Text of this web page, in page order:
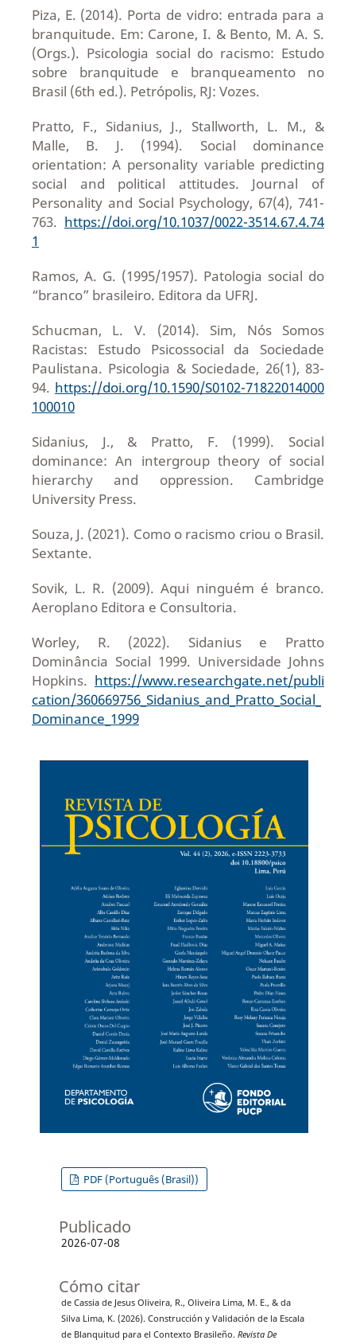
Piza, E. (2014). Porta de vidro: entrada para a
branquitude. Em: Carone, I. & Bento, M. A. S.
(Orgs.). Psicologia social do racismo: Estudo
sobre branquitude e branqueamento no
Brasil (6th ed.). Petrópolis, RJ: Vozes.
Pratto, F., Sidanius, J., Stallworth, L. M., &
Malle, B. J. (1994). Social dominance
orientation: A personality variable predicting
social and political attitudes. Journal of
Personality and Social Psychology, 67(4), 741-
763. https://doi.org/10.1037/0022-3514.67.4.74
1
Ramos, A. G. (1995/1957). Patologia social do
“branco” brasileiro. Editora da UFRJ.
Schucman, L. V. (2014). Sim, Nós Somos
Racistas: Estudo Psicossocial da Sociedade
Paulistana. Psicologia & Sociedade, 26(1), 83-
94. https://doi.org/10.1590/S0102-71822014000
100010
Sidanius, J., & Pratto, F. (1999). Social
dominance: An intergroup theory of social
hierarchy and oppression. Cambridge
University Press.
Souza, J. (2021). Como o racismo criou o Brasil.
Sextante.
Sovik, L. R. (2009). Aqui ninguém é branco.
Aeroplano Editora e Consultoria.
Worley, R. (2022). Sidanius e Pratto
Dominância Social 1999. Universidade Johns
Hopkins. https://www.researchgate.net/publi
cation/360669756_Sidanius_and_Pratto_Social_
Dominance_1999
PDF (Português (Brasil))
Publicado
2026-07-08
Cómo citar
de Cassia de Jesus Oliveira, R., Oliveira Lima, M. E., & da
Silva Lima, K. (2026). Construcción y Validación de la Escala
de Blanquitud para el Contexto Brasileño. Revista De